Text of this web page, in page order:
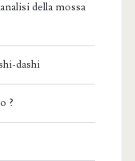
della mossa
dashi
?